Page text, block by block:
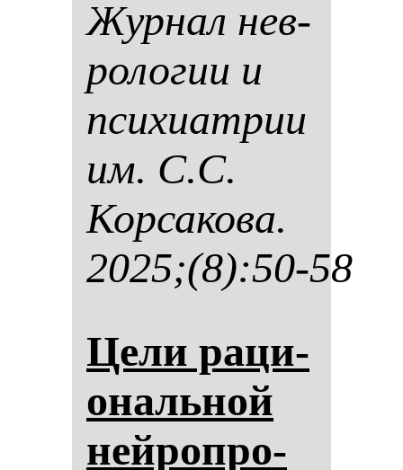
Жур­нал нев­
ро­ло­гии и
пси­хи­ат­рии
им. С.С.
Кор­са­ко­ва.
2025;(8):50-58
Це­ли ра­ци­
ональ­ной
ней­роп­ро­